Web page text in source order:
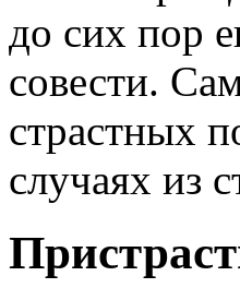
до сих пор
совести.
страстных
случаях из